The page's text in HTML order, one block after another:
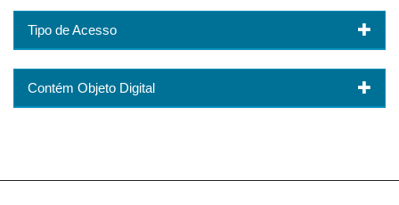
Tipo de Acesso
Contém Objeto Digital